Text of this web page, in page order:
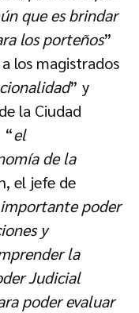
que es brindar
los porteños”
los magistrados
” y
la Ciudad
el
de la
el jefe de
importante poder
y
la
Judicial
poder evaluar